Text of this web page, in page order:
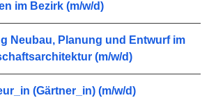
im Bezirk (m/w/d)
Neubau, Planung und Entwurf im
(m/w/d)
(Gärtner_in) (m/w/d)